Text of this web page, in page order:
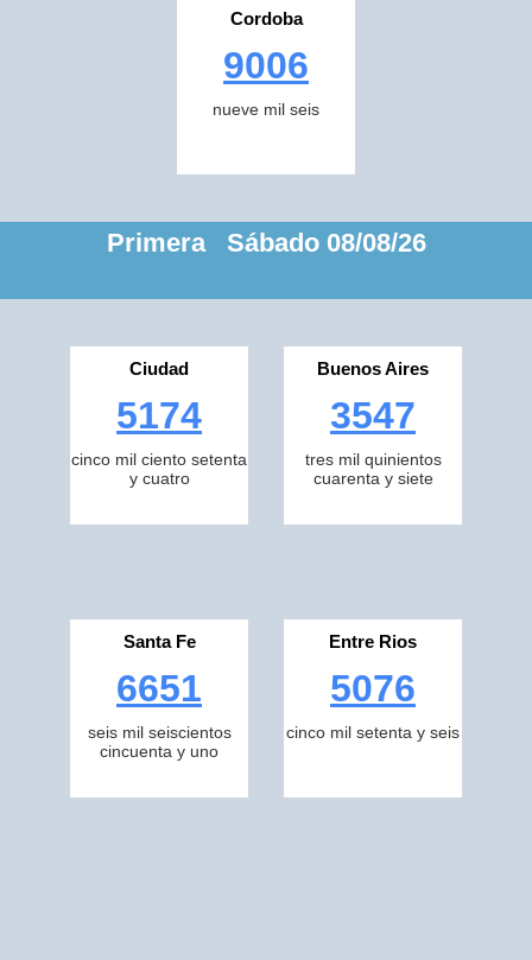
Cordoba
9006
nueve mil seis
Primera Sábado 08/08/26
Ciudad
5174
cinco mil ciento setenta
y cuatro
Buenos Aires
3547
tres mil quinientos
cuarenta y siete
Santa Fe
6651
seis mil seiscientos
cincuenta y uno
Entre Rios
5076
cinco mil setenta y seis